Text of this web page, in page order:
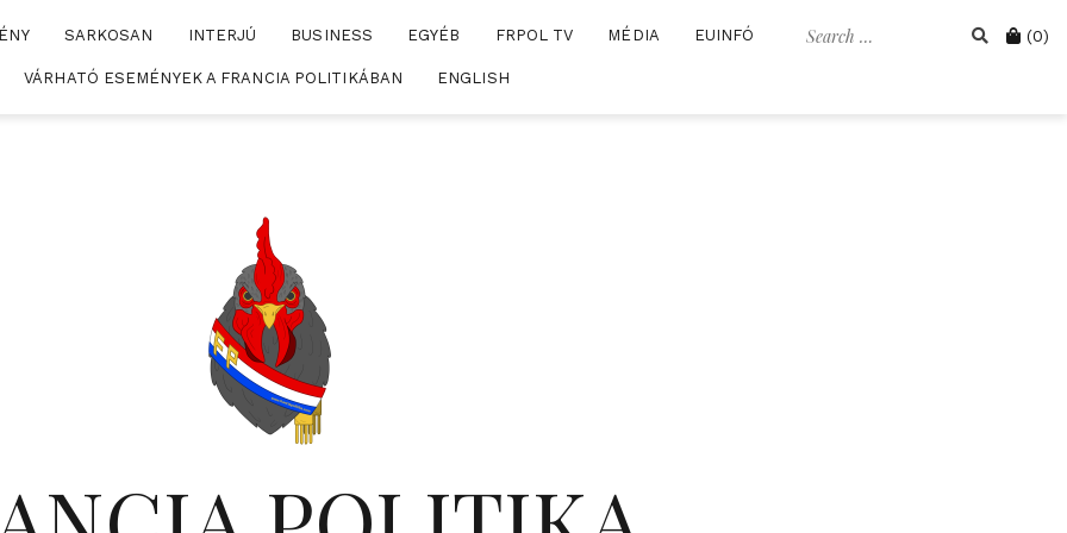
Search Cart
(0)
SARKOSAN INTERJÚ BUSINESS EGYÉB FRPOL TV MÉDIA EUINFÓ
VÁRHATÓ ESEMÉNYEK A FRANCIA POLITIKÁBAN ENGLISH